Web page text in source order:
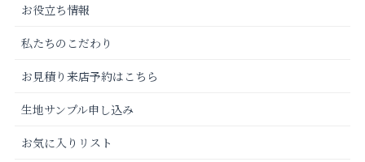
お役立ち情報
私たちのこだわり
お見積り来店予約はこちら
生地サンプル申し込み
お気に入りリスト